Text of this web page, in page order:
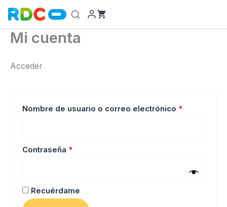
contenido
Mi cuenta
Acceder
Nombre de usuario o correo electrónico *
Contraseña *
Recuérdame